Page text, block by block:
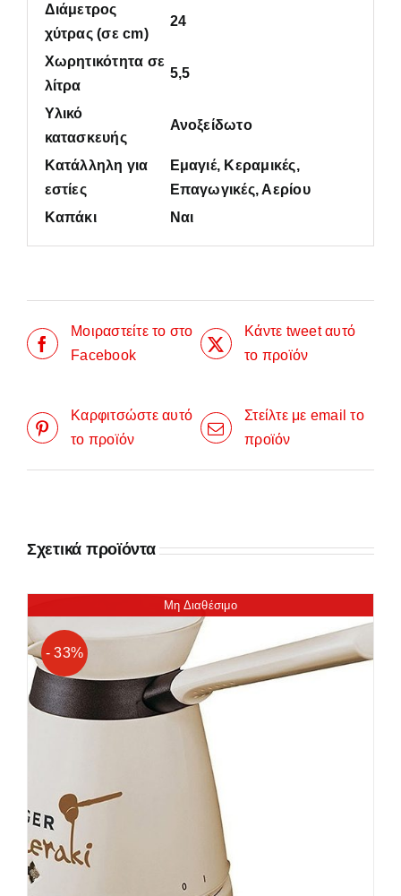
Διάμετρος
χύτρας (σε cm)
24
Χωρητικότητα σε
λίτρα
5,5
Υλικό
κατασκευής
Ανοξείδωτο
Κατάλληλη για
εστίες
Εμαγιέ, Κεραμικές,
Επαγωγικές, Αερίου
Καπάκι
Ναι
Μοιραστείτε το στο
Facebook
Κάντε tweet αυτό
το προϊόν
Καρφιτσώστε αυτό
το προϊόν
Στείλτε με email το
προϊόν
Σχετικά προϊόντα
Μη Διαθέσιμο
- 33%